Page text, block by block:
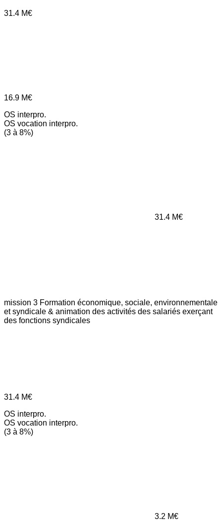
31.4 M€
16.9 M€
OS interpro.
OS vocation interpro.
(3 à 8%)
31.4 M€
mission 3 Formation économique, sociale, environnementale
et syndicale & animation des activités des salariés exerçant
des fonctions syndicales
31.4 M€
OS interpro.
OS vocation interpro.
(3 à 8%)
3.2 M€